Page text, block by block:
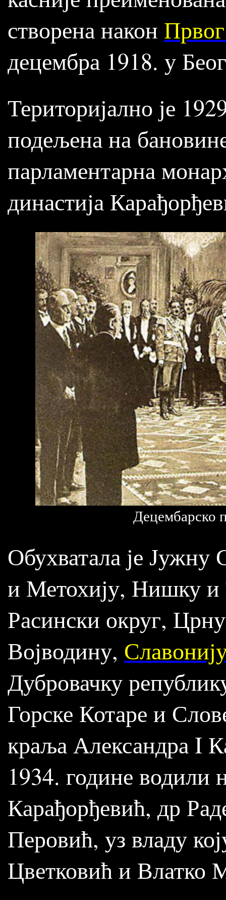
створена након
децембра 1918. у
Територијално је
подељена на
парламентарна
династија
Децембарско
Обухватала је
и Метохију, Нишку и
Расински округ,
Војводину,
Дубровачку
Горске Котаре и
краља Александра I
1934. године водили
Карађорђевић, др
Перовић, уз владу
Цветковић и Влатко